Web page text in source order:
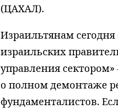
(ЦАХАЛ).
Израильтянам
израильских
управления
о полном демонтаже
фундаменталистов.